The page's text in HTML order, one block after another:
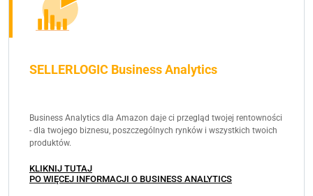
SELLERLOGIC Business Analytics
Business Analytics dla Amazon daje ci przegląd twojej rentowności
- dla twojego biznesu, poszczególnych rynków i wszystkich twoich
produktów.
KLIKNIJ TUTAJ
PO WIĘCEJ INFORMACJI O BUSINESS ANALYTICS